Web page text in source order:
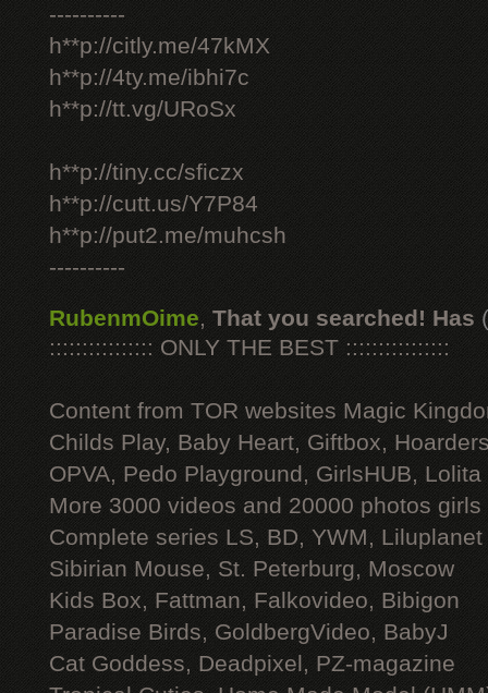
----------
h**p://citly.me/47kMX
h**p://4ty.me/ibhi7c
h**p://tt.vg/URoSx
h**p://tiny.cc/sficzx
h**p://cutt.us/Y7P84
h**p://put2.me/muhcsh
----------
RubenmOime, That you searched! Has
:::::::::::::::: ONLY THE BEST ::::::::::::::::
Content from TOR websites Magic
Childs Play, Baby Heart, Giftbox,
OPVA, Pedo Playground, GirlsHUB, Lolita
More 3000 videos and 20000 photos
Complete series LS, BD, YWM, Liluplanet
Sibirian Mouse, St. Peterburg, Moscow
Kids Box, Fattman, Falkovideo, Bibigon
Paradise Birds, GoldbergVideo, BabyJ
Cat Goddess, Deadpixel, PZ-magazine